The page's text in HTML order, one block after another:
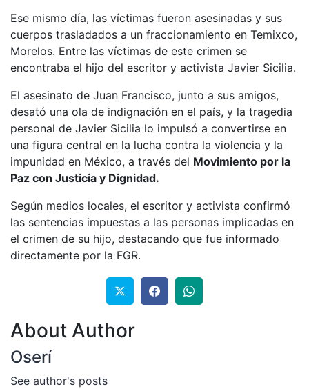
Ese mismo día, las víctimas fueron asesinadas y sus
cuerpos trasladados a un fraccionamiento en Temixco,
Morelos. Entre las víctimas de este crimen se
encontraba el hijo del escritor y activista Javier Sicilia.
El asesinato de Juan Francisco, junto a sus amigos,
desató una ola de indignación en el país, y la tragedia
personal de Javier Sicilia lo impulsó a convertirse en
una figura central en la lucha contra la violencia y la
impunidad en México, a través del Movimiento por la
Paz con Justicia y Dignidad.
Según medios locales, el escritor y activista confirmó
las sentencias impuestas a las personas implicadas en
el crimen de su hijo, destacando que fue informado
directamente por la FGR.
About Author
Oserí
See author's posts